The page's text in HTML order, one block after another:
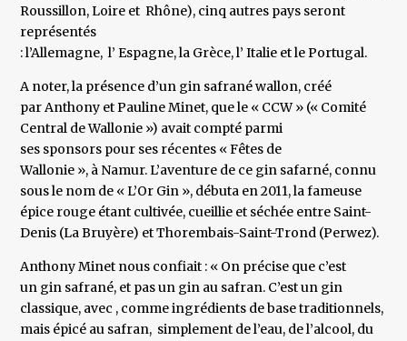
Roussillon, Loire et Rhône), cinq autres pays seront
représentés
: l’Allemagne, l’ Espagne, la Grèce, l’ Italie et le Portugal.
A noter, la présence d’un gin safrané wallon, créé
par Anthony et Pauline Minet, que le « CCW » (« Comité
Central de Wallonie ») avait compté parmi
ses sponsors pour ses récentes « Fêtes de
Wallonie », à Namur. L’aventure de ce gin safarné, connu
sous le nom de « L’Or Gin », débuta en 2011, la fameuse
épice rouge étant cultivée, cueillie et séchée entre Saint-
Denis (La Bruyère) et Thorembais-Saint-Trond (Perwez).
Anthony Minet nous confiait : « On précise que c’est
un gin safrané, et pas un gin au safran. C’est un gin
classique, avec , comme ingrédients de base traditionnels,
mais épicé au safran, simplement de l’eau, de l’alcool, du